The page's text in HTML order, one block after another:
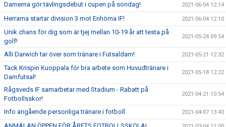
Damerna gör tävlingsdebut i cupen på söndag! 2021-06-04 12:14
Herrarna startar division 3 mot Enhörna IF! 2021-06-04 12:10
Unik chans för dig som är tjej mellan 10-19 år att testa på
golf!
2021-05-24 09:54
Alli Darwich tar över som tränare i Futsaldam! 2021-05-21 12:32
Tack Krispin Kuoppala för bra arbete som Huvudtränare i
Damfutsal!
2021-05-18 12:22
Rågsveds IF samarbetar med Stadium - Rabatt på
Fotbollsskor!
2021-04-21 10:54
Info angående personliga tränare i fotboll 2021-04-07 13:40